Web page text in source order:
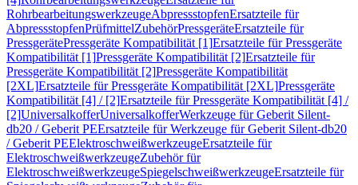
RohrbearbeitungswerkzeugeAbpressstopfenErsatzteile für
AbpressstopfenPrüfmittelZubehörPressgeräteErsatzteile für
PressgerätePressgeräte Kompatibilität [1]Ersatzteile für Pressgeräte
Kompatibilität [1]Pressgeräte Kompatibilität [2]Ersatzteile für
Pressgeräte Kompatibilität [2]Pressgeräte Kompatibilität
[2XL]Ersatzteile für Pressgeräte Kompatibilität [2XL]Pressgeräte
Kompatibilität [4] / [2]Ersatzteile für Pressgeräte Kompatibilität [4] /
[2]UniversalkofferUniversalkofferWerkzeuge für Geberit Silent-
db20 / Geberit PEErsatzteile für Werkzeuge für Geberit Silent-db20
/ Geberit PEElektroschweißwerkzeugeErsatzteile für
ElektroschweißwerkzeugeZubehör für
ElektroschweißwerkzeugeSpiegelschweißwerkzeugeErsatzteile für